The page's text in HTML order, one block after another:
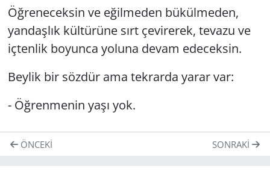
Öğreneceksin ve eğilmeden bükülmeden,
yandaşlık kültürüne sırt çevirerek, tevazu ve
içtenlik boyunca yoluna devam edeceksin.
Beylik bir sözdür ama tekrarda yarar var:
- Öğrenmenin yaşı yok.
ÖNCEKI SONRAKI